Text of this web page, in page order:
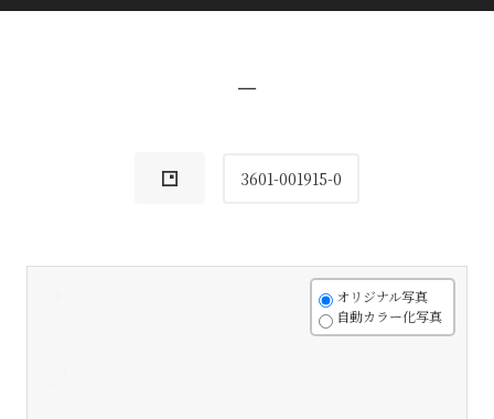
−
3601-001915-0
オリジナル写真
自動カラー化写真